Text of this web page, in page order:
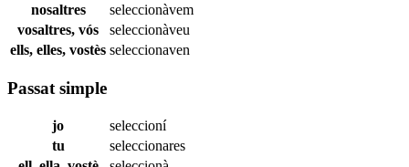
nosaltres
seleccionàvem
vosaltres, vós
seleccionàveu
ells, elles, vostès seleccionaven
Passat simple
jo
seleccioní
tu
seleccionares